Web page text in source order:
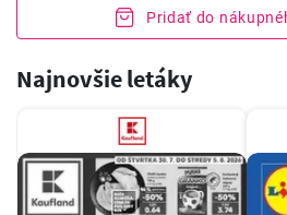
Pridať do
Najnovšie letáky